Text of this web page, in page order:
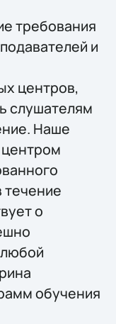
требования
и
центров,
слушателям
Наше
течение
о
обучения